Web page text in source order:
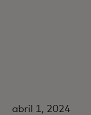
abril 1, 2024